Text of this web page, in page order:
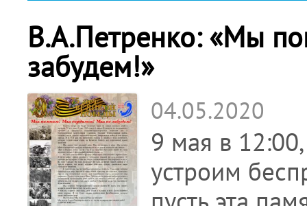
В.А.Петренко: «Мы
забудем!»
04.05.2020
9 мая в
устроим